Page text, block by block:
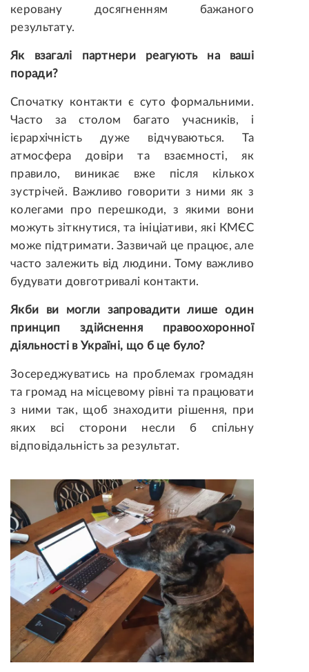
керовану досягненням бажаного
результату.
Як взагалі партнери реагують на ваші
поради?
Спочатку контакти є суто формальними.
Часто за столом багато учасників, і
ієрархічність дуже відчуваються. Та
атмосфера довіри та взаємності, як
правило, виникає вже після кількох
зустрічей. Важливо говорити з ними як з
колегами про перешкоди, з якими вони
можуть зіткнутися, та ініціативи, які КМЄС
може підтримати. Зазвичай це працює, але
часто залежить від людини. Тому важливо
будувати довготривалі контакти.
Якби ви могли запровадити лише один
принцип здійснення правоохоронної
діяльності в Україні, що б це було?
Зосереджуватись на проблемах громадян
та громад на місцевому рівні та працювати
з ними так, щоб знаходити рішення, при
яких всі сторони несли б спільну
відповідальність за результат.